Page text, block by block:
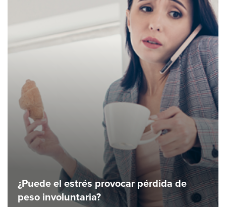
¿Puede el estrés provocar pérdida de
peso involuntaria?